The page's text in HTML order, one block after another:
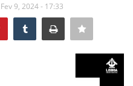
9, 2024 - 17:33